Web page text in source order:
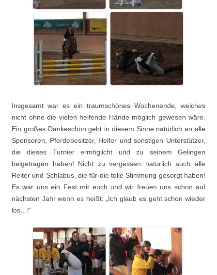
Insgesamt war es ein traumschönes Wochenende, welches
nicht ohne die vielen helfende Hände möglich gewesen wäre.
Ein großes Dankeschön geht in diesem Sinne natürlich an alle
Sponsoren, Pferdebesitzer, Helfer und sonstigen Unterstützer,
die dieses Turnier ermöglicht und zu seinem Gelingen
beigetragen haben! Nicht zu vergessen natürlich auch alle
Reiter und Schlabus, die für die tolle Stimmung gesorgt haben!
Es war uns ein Fest mit euch und wir freuen uns schon auf
nächsten Jahr wenn es heißt: „Ich glaub es geht schon wieder
los…!“